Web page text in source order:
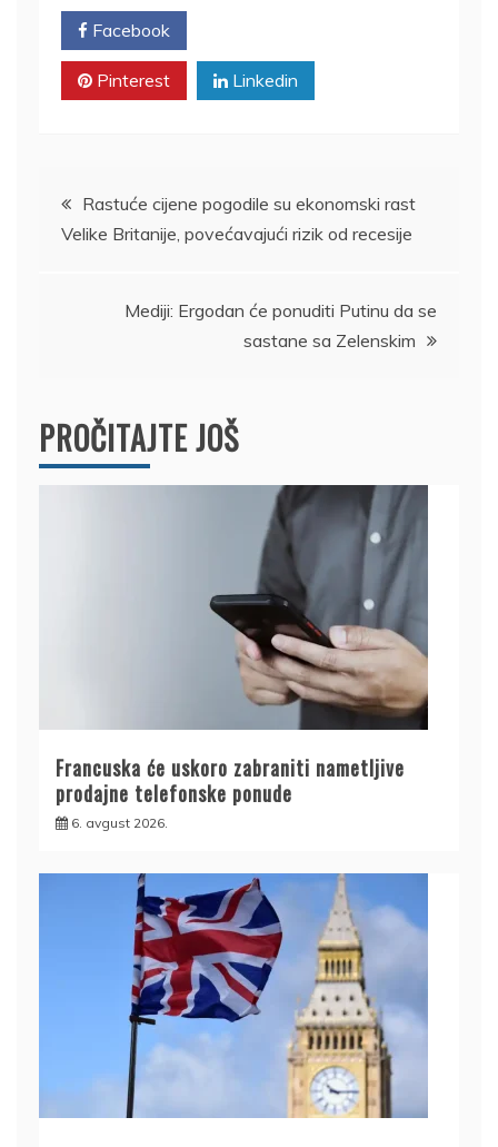
Facebook
Pinterest Linkedin
Kretanje
članka
Rastuće cijene pogodile su ekonomski rast
Velike Britanije, povećavajući rizik od recesije
Mediji: Ergodan će ponuditi Putinu da se
sastane sa Zelenskim
PROČITAJTE JOŠ
Francuska će uskoro zabraniti nametljive
prodajne telefonske ponude
6. avgust 2026.